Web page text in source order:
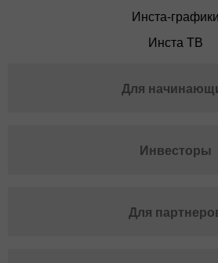
Инста-графики
Инста ТВ
Для
Инвесторы
Для